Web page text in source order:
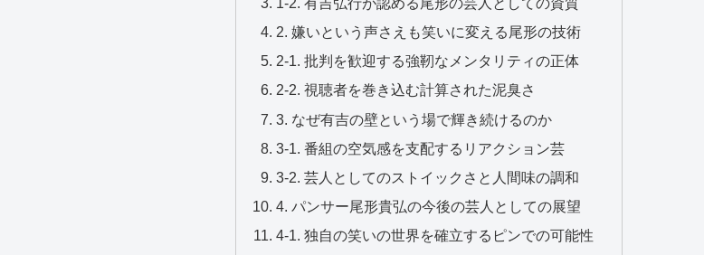
2. 嫌いという声さえも笑いに変える尾形の技術
2-1. 批判を歓迎する強靭なメンタリティの正体
2-2. 視聴者を巻き込む計算された泥臭さ
3. なぜ有吉の壁という場で輝き続けるのか
3-1. 番組の空気感を支配するリアクション芸
3-2. 芸人としてのストイックさと人間味の調和
4. パンサー尾形貴弘の今後の芸人としての展望
4-1. 独自の笑いの世界を確立するピンでの可能性